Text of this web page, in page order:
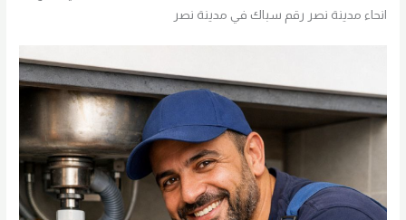
انحاء مدينة نصر رقم سباك في مدينة نصر